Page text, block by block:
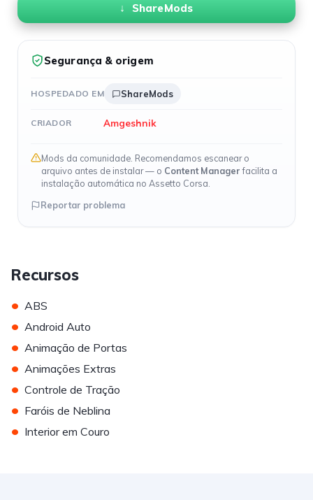
ShareMods
Segurança & origem
HOSPEDADO EM ShareMods
CRIADOR Amgeshnik
Mods da comunidade. Recomendamos escanear o
arquivo antes de instalar — o Content Managerfacilita a
instalação automática no Assetto Corsa.
Reportar problema
Recursos
• ABS
• Android Auto
• Animação de Portas
• Animações Extras
• Controle de Tração
• Faróis de Neblina
• Interior em Couro